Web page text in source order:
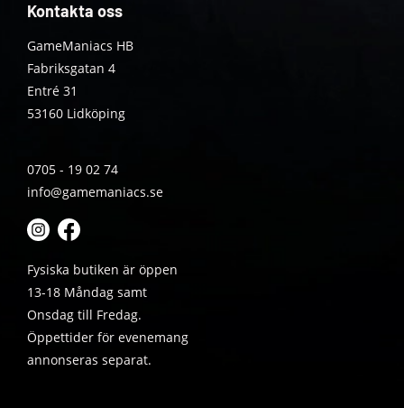
Kontakta oss
GameManiacs HB
Fabriksgatan 4
Entré 31
53160 Lidköping
0705 - 19 02 74
info@gamemaniacs.se
Fysiska butiken är öppen
13-18 Måndag samt
Onsdag till Fredag.
Öppettider för evenemang
annonseras separat.